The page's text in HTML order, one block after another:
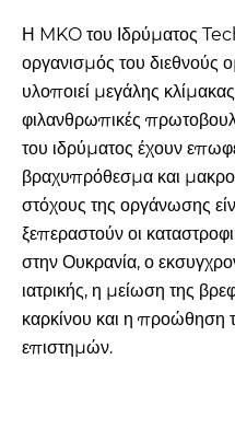
Η MKO του Ιδρύματος
οργανισμός του
υλοποιεί μεγάλης
φιλανθρωπικές
του ιδρύματος έχουν
βραχυπρόθεσμα και
στόχους της οργάνωσης
ξεπεραστούν οι
στην Ουκρανία, ο
ιατρικής, η μείωση της
καρκίνου και η προώθηση
επιστημών.